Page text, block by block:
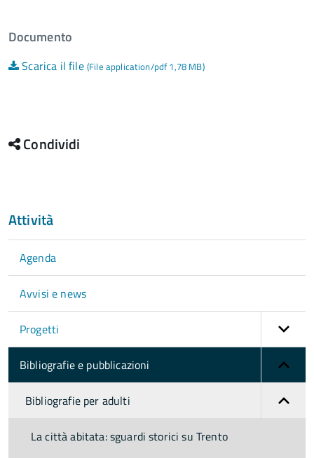
Documento
Scarica il file (File application/pdf 1,78 MB)
Condividi
Attività
Agenda
Avvisi e news
Progetti
Bibliografie e pubblicazioni
Bibliografie per adulti
La città abitata: sguardi storici su Trento